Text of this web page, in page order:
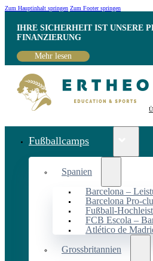
Zum Hauptinhalt springen Zum Footer springen
IHRE SICHERHEIT IST UNSERE
INANZIERUNG
Mehr lesen
Fußballcamps
Spanien
Barcelona –
Barcelona Pro-
Fußball-
FCB Escola –
Atlético de
Grossbritannien